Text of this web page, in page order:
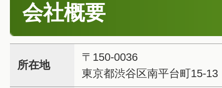
会社概要
所在地
〒150-0036
東京都渋谷区南平台町15-